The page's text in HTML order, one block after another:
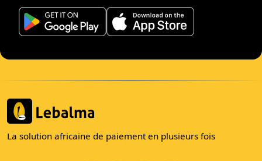
La solution africaine de paiement en plusieurs fois